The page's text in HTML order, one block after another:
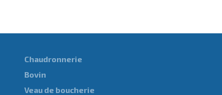
Chaudronnerie
Bovin
Veau de boucherie